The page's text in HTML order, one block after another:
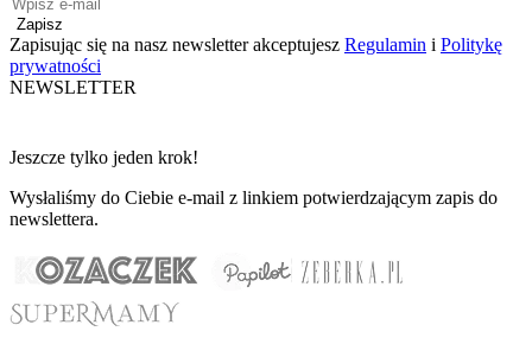
Zapisz
Zapisując się na nasz newsletter akceptujesz Regulamin i Politykę
prywatności
NEWSLETTER
Jeszcze tylko jeden krok!
Wysłaliśmy do Ciebie e-mail z linkiem potwierdzającym zapis do
newslettera.